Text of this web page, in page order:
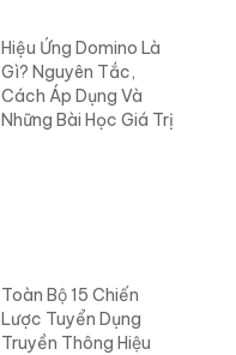
Hiệu Ứng Domino Là
Gì? Nguyên Tắc,
Cách Áp Dụng Và
Những Bài Học Giá Trị
Toàn Bộ 15 Chiến
Lược Tuyển Dụng
Truyền Thông Hiệu